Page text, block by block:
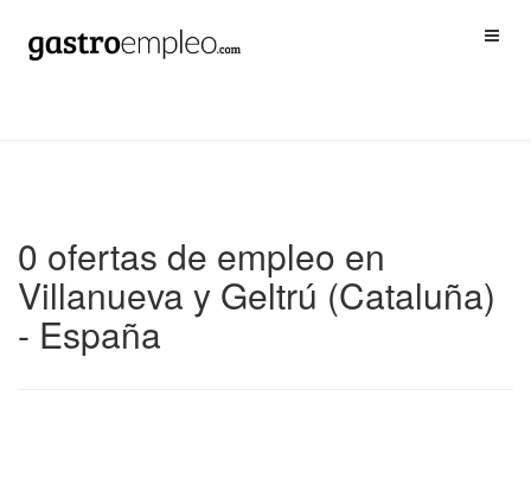
0 ofertas de empleo en
Villanueva y Geltrú (Cataluña)
- España